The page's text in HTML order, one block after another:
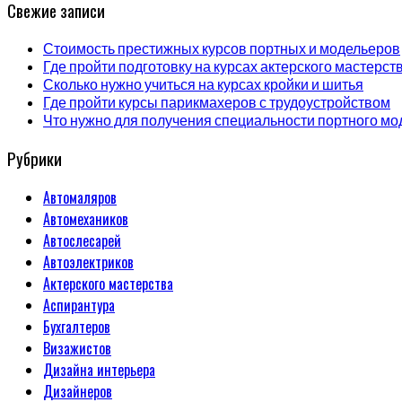
Свежие записи
Стоимость престижных курсов портных и модельеров
Где пройти подготовку на курсах актерского
Сколько нужно учиться на курсах кройки и шитья
Где пройти курсы парикмахеров с трудоустройством
Что нужно для получения специальности портного
Рубрики
Автомаляров
Автомехаников
Автослесарей
Автоэлектриков
Актерского мастерства
Аспирантура
Бухгалтеров
Визажистов
Дизайна интерьера
Дизайнеров